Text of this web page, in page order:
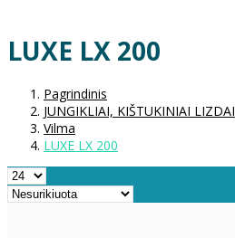
LUXE LX 200
Pagrindinis
JUNGIKLIAI, KIŠTUKINIAI LIZDAI
Vilma
LUXE LX 200